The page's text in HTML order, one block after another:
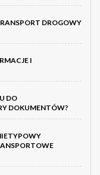
DROGOWY
I
DO
DOKUMENTÓW?